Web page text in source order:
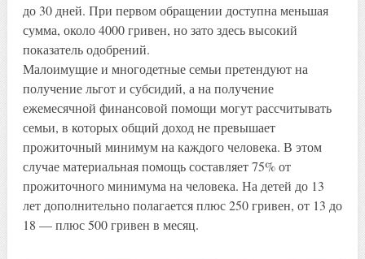
до 30 дней. При первом обращении доступна меньшая
сумма, около 4000 гривен, но зато здесь высокий
показатель одобрений.
Малоимущие и многодетные семьи претендуют на
получение льгот и субсидий, а на получение
ежемесячной финансовой помощи могут рассчитывать
семьи, в которых общий доход не превышает
прожиточный минимум на каждого человека. В этом
случае материальная помощь составляет 75% от
прожиточного минимума на человека. На детей до 13
лет дополнительно полагается плюс 250 гривен, от 13 до
18 — плюс 500 гривен в месяц.